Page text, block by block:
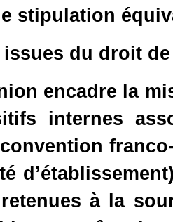
stipulation
du droit
encadre la
internes
à la